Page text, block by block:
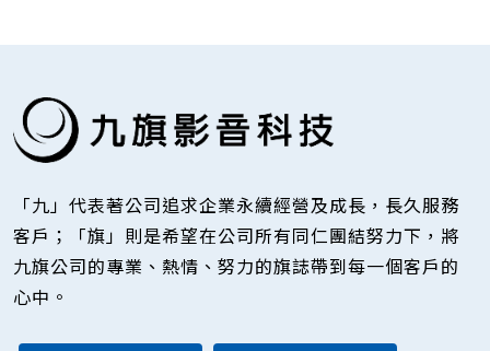
「九」代表著公司追求企業永續經營及成長，長久服務
客戶；「旗」則是希望在公司所有同仁團結努力下，將
九旗公司的專業、熱情、努力的旗誌帶到每一個客戶的
心中。